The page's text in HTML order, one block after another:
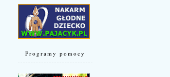
Programy pomocy